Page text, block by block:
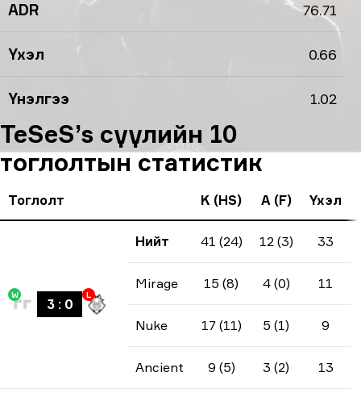
ADR 76.71
Үхэл 0.66
Үнэлгээ 1.02
TeSeS’s сүүлийн 10
тоглолтын статистик
Тоглолт K (HS) A (F) Үхэл
W
3: 0
L
Нийт 41 (24) 12 (3) 33
Mirage 15 (8) 4 (0) 11
Nuke 17 (11) 5 (1) 9
Ancient 9 (5) 3 (2) 13